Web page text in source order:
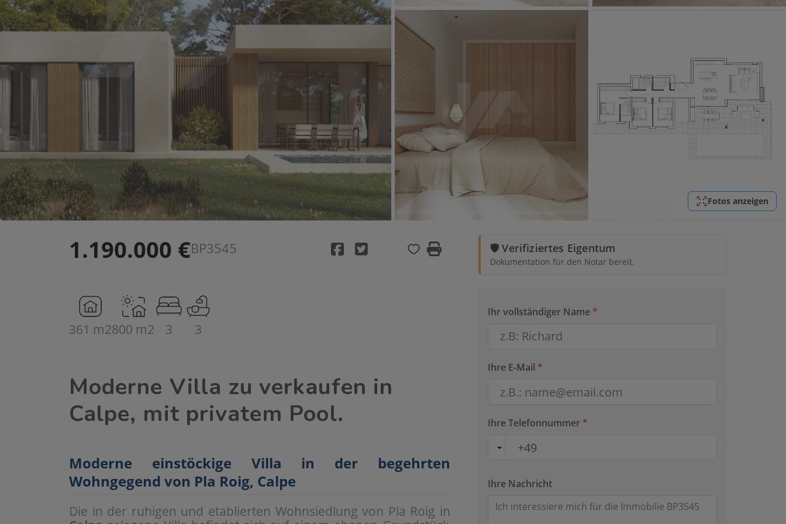
Fotos anzeigen
1.190.000 €BP3545
361 m2800 m2 3 3
Moderne Villa zu verkaufen in
Calpe, mit privatem Pool.
Moderne einstöckige Villa in der begehrten
Wohngegend von Pla Roig, Calpe
Die in der ruhigen und etablierten Wohnsiedlung von Pla Roig in
🛡️ Verifiziertes Eigentum
Dokumentation für den Notar bereit.
Ihr vollständiger Name *
Ihre E-Mail *
Ihre Telefonnummer *
Ihre Nachricht